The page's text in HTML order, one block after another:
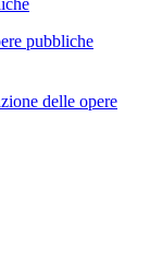
pubbliche
delle opere